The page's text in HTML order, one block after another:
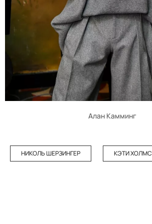
Алан Камминг
НИКОЛЬ ШЕРЗИНГЕР КЭТИ ХОЛМС